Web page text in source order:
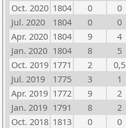
Oct. 2020 1804 0
0
Jul. 2020
1804 0
0
Apr. 2020 1804 9
4
Jan. 2020 1804 8
5
Oct. 2019 1771 2
0,5
Jul. 2019
1775 3
1
Apr. 2019 1772 9
2
Jan. 2019 1791 8
2
Oct. 2018 1813 0
0